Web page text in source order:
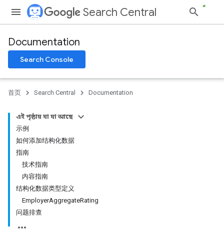
Search Central
Documentation
Search Console
首页 Search Central Documentation
এই পৃষ্ঠায় যা যা আছে
示例
如何添加结构化数据
指南
技术指南
内容指南
结构化数据类型定义
EmployerAggregateRating
问题排查